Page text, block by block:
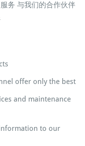
务 与我们的合作伙伴
offer only the best
and maintenance
to our